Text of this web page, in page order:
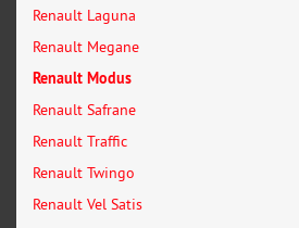
Renault Laguna
Renault Megane
Renault Modus
Renault Safrane
Renault Traffic
Renault Twingo
Renault Vel Satis